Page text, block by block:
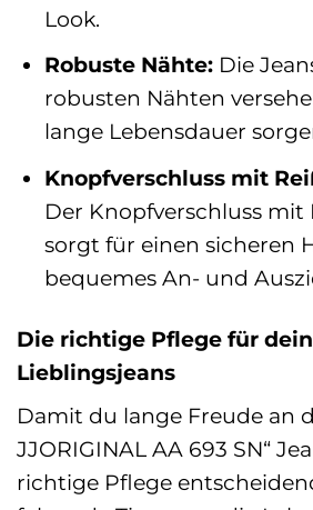
Look.
Robuste Nähte:Die
robusten Nähten
lange Lebensdauer
Knopfverschluss mit
Der Knopfverschluss mit
sorgt für einen sicheren
bequemes An- und
Die richtige Pflege für
Lieblingsjeans
Damit du lange Freude an
JJORIGINAL AA 693 SN“
richtige Pflege